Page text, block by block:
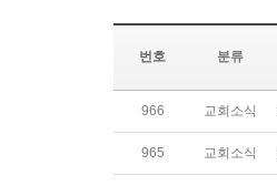
번호 분류
966 교회소식
965 교회소식